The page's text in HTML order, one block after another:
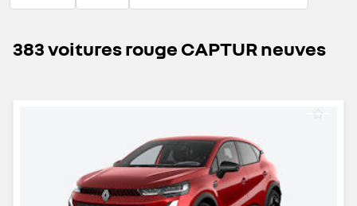
383 voitures rouge CAPTUR neuves